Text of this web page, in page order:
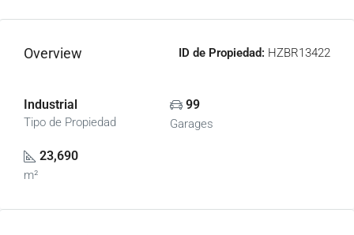
Overview ID de Propiedad: HZBR13422
Industrial
Tipo de Propiedad
99
Garages
23,690
m²